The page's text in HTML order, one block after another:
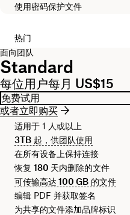
使用密码保护文件
热门
面向团队
Standard
每位用户每月 US$15
免费试用
或者立即购买
适用于 1 人或以上
3TB 起，供团队使用
在所有设备上保持连接
恢复 180 天内删除的文件
可传输高达100 GB 的文件
编辑 PDF 并获取签名
为共享的文件添加品牌标识